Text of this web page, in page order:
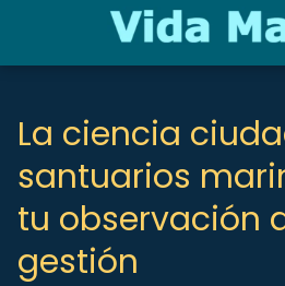
La ciencia
santuarios
tu observación
gestión